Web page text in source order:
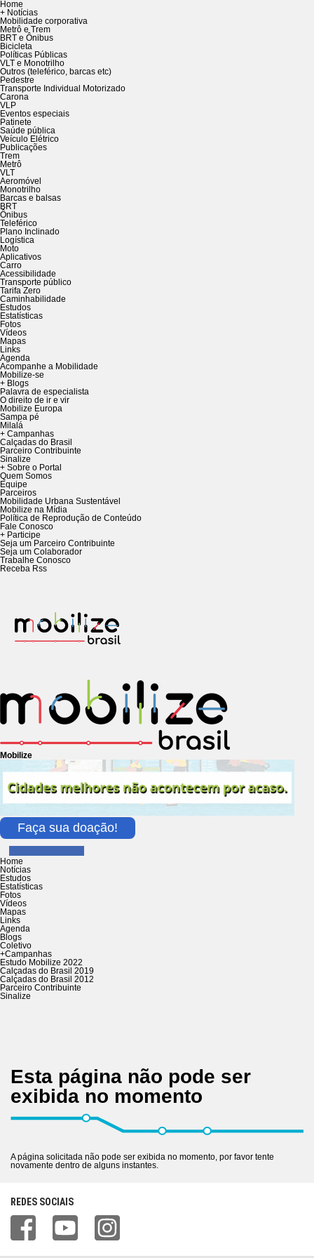
Home
+ Notícias
Mobilidade corporativa
Metrô e Trem
BRT e Ônibus
Bicicleta
Políticas Públicas
VLT e Monotrilho
Outros (teleférico, barcas etc)
Pedestre
Transporte Individual Motorizado
Carona
VLP
Eventos especiais
Patinete
Saúde pública
Veículo Elétrico
Publicações
Trem
Metrô
VLT
Aeromóvel
Monotrilho
Barcas e balsas
BRT
Ônibus
Teleférico
Plano Inclinado
Logística
Moto
Aplicativos
Carro
Acessibilidade
Transporte público
Tarifa Zero
Caminhabilidade
Estudos
Estatísticas
Fotos
Vídeos
Mapas
Links
Agenda
Acompanhe a Mobilidade
Mobilize-se
+ Blogs
Palavra de especialista
O direito de ir e vir
Mobilize Europa
Sampa pé
Milalá
+ Campanhas
Calçadas do Brasil
Parceiro Contribuinte
Sinalize
+ Sobre o Portal
Quem Somos
Equipe
Parceiros
Mobilidade Urbana Sustentável
Mobilize na Mídia
Política de Reprodução de Conteúdo
Fale Conosco
+ Participe
Seja um Parceiro Contribuinte
Seja um Colaborador
Trabalhe Conosco
Receba Rss
Mobilize
Faça sua doação!
Home
Notícias
Estudos
Estatísticas
Fotos
Vídeos
Mapas
Links
Agenda
Blogs
Coletivo
+Campanhas
Estudo Mobilize 2022
Calçadas do Brasil 2019
Calçadas do Brasil 2012
Parceiro Contribuinte
Sinalize
Esta página não pode ser
exibida no momento
A página solicitada não pode ser exibida no momento, por favor tente
novamente dentro de alguns instantes.
REDES SOCIAIS